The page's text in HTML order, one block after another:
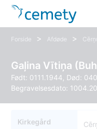
Forside > Afdøde >
Gaļina Vītiņa
Født: 0111.1944, Død:
Begravelsesdato:
Kirkegård